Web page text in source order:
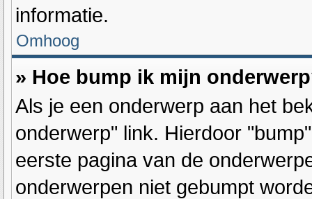
informatie.
Omhoog
» Hoe bump ik mijn
Als je een onderwerp aan het
onderwerp" link. Hierdoor
eerste pagina van de
onderwerpen niet gebumpt